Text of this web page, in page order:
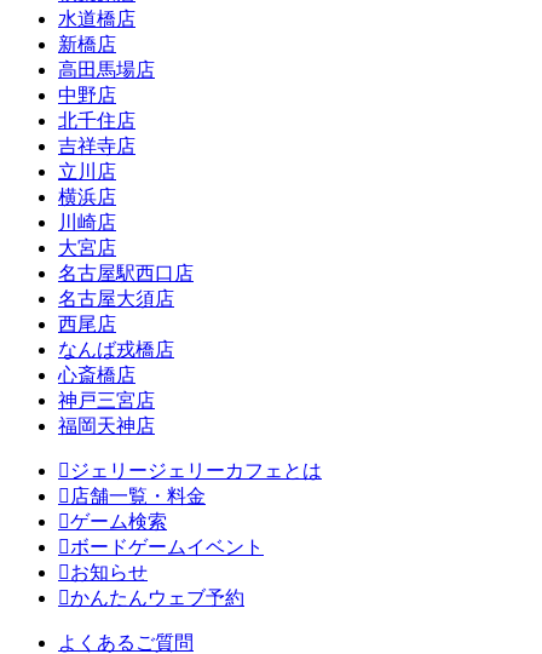
水道橋店
新橋店
高田馬場店
中野店
北千住店
吉祥寺店
立川店
横浜店
川崎店
大宮店
名古屋駅西口店
名古屋大須店
西尾店
なんば戎橋店
心斎橋店
神戸三宮店
福岡天神店
ジェリージェリーカフェとは
店舗一覧・料金
ゲーム検索
ボードゲームイベント
お知らせ
かんたんウェブ予約
よくあるご質問